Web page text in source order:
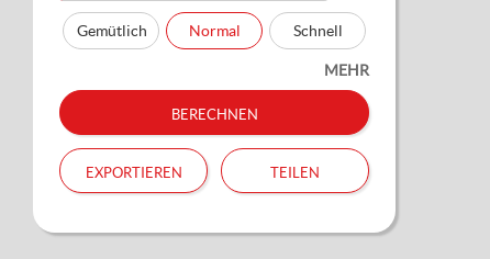
Gemütlich Normal Schnell
MEHR
berechnen
exportieren teilen